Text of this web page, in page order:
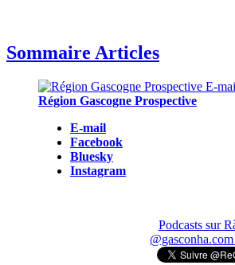
Sommaire Articles
Région Gascogne Prospective
E-mail
Facebook
Bluesky
Instagram
Podcasts sur